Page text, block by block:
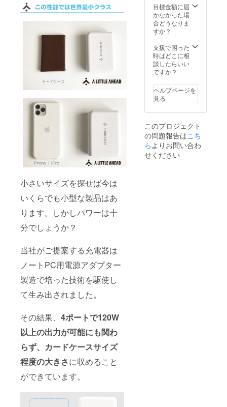
小さいサイズを探せば今は
いくらでも小型な製品はあ
ります。しかしパワーは十
分でしょうか？
当社がご提案する充電器は
ノートPC用電源アダプター
製造で培った技術を駆使し
て生み出されました。
その結果、 4ポートで120W
以上の出力が可能にも関わ
らず、カードケースサイズ
程度の大きさに収めること
ができています。
予定配
送時
期：
了予定
格を下
回る可
能性が
※ご注文
状況、
使用部
材の供
況、製
造工程
上の都
合等に
荷時期
が遅れ
る場合
があり
る可能
性もご
ざいま
上回る
皆様か
らご支
援を頂
産体制
を更に
充実さ
せるこ
きた場
合、一
般販売
価格が
予定価
す。個
人輸入
及び販
路に
は防ぐ
ことが
できな
い可能
る点、
ご了承
願いま
す。 ※
ン・仕
様は予
告なく
一部変
更にな
目標金額に届
かなかった場
合どうなりま
すか？
支援で困った
時はどこに相
談したらいい
ですか？
ヘルプページを
見る
このプロジェクト
の問題報告はこち
らよりお問い合わ
せください